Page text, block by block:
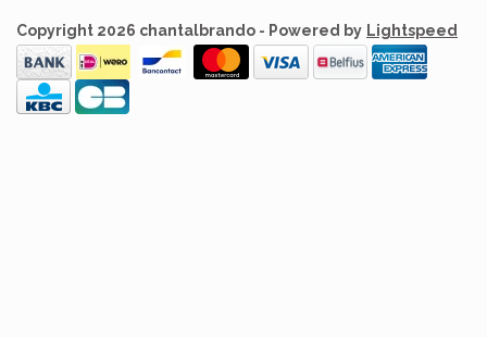
Copyright 2026 chantalbrando - Powered by Lightspeed